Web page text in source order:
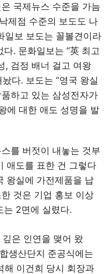
국제뉴스 수준을 가늠
제점 수준의 보도도 나
일보 보도는 꼴볼견이라
. 문화일보는 “英 최고
, 검정 배너 걸고 여왕
다. 보도는 “영국 왕실
하고 있는 삼성전자가
에 대한 애도 성명을 발
를 버젓이 내놓는 것부
애도를 표한 건 그렇다
왕실에 가전제품을 납
것은 기업 홍보 이상
는 2면에 실렸다.
은 인연을 맺어 왔
생산단지 준공식에는
해 이건희 당시 회장과